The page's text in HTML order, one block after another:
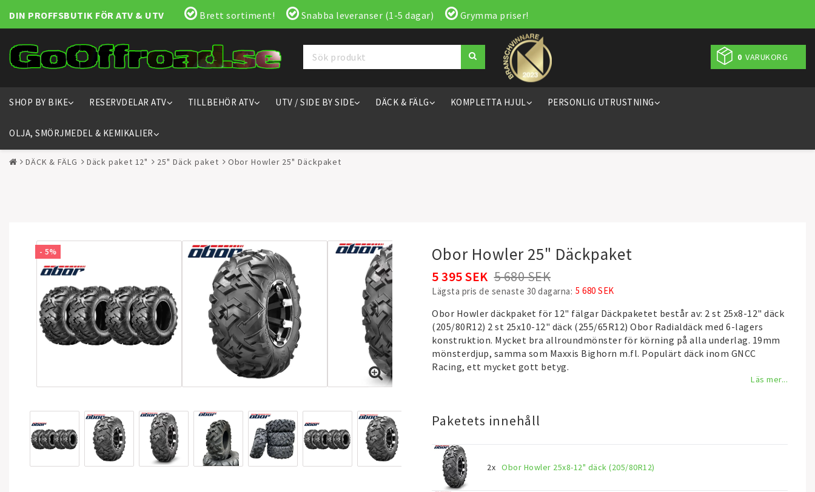
DIN PROFFSBUTIK FÖR ATV & UTV Brett sortiment! Snabba leveranser (1-5 dagar) Grymma priser!
0 VARUKORG
SHOP BY BIKE RESERVDELAR ATV TILLBEHÖR ATV UTV / SIDE BY SIDE DÄCK & FÄLG KOMPLETTA HJUL PERSONLIG UTRUSTNING
OLJA, SMÖRJMEDEL & KEMIKALIER
DÄCK & FÄLG Däck paket 12" 25" Däck paket Obor Howler 25" Däckpaket
- 5% Obor Howler 25" Däckpaket
5 680 SEK
5 395 SEK
Lägsta pris de senaste 30 dagarna 5 680 SEK
Obor Howler däckpaket för 12" fälgar Däckpaketet består av: 2 st 25x8-12" däck
(205/80R12) 2 st 25x10-12" däck (255/65R12) Obor Radialdäck med 6-lagers
konstruktion. Mycket bra allroundmönster för körning på alla underlag. 19mm
mönsterdjup, samma som Maxxis Bighorn m.fl. Populärt däck inom GNCC
Racing, ett mycket gott betyg.
Läs mer...
Paketets innehåll
2x Obor Howler 25x8-12" däck (205/80R12)